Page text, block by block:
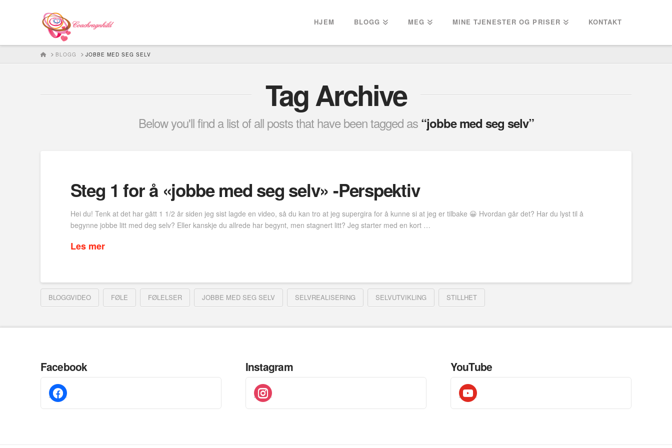
HJEM BLOGG MEG MINE TJENESTER OG PRISER KONTAKT
HOMEBLOGG JOBBE MED SEG SELV
Tag Archive
Below you'll find a list of all posts that have been tagged as “jobbe med seg selv”
Steg 1 for å «jobbe med seg selv» -Perspektiv
Hei du! Tenk at det har gått 1 1/2 år siden jeg sist lagde en video, så du kan tro at jeg supergira for å kunne si at jeg er tilbake 😀 Hvordan går det? Har du lyst til å
begynne jobbe litt med deg selv? Eller kanskje du allrede har begynt, men stagnert litt? Jeg starter med en kort …
Les mer
BLOGGVIDEO FØLE FØLELSER JOBBE MED SEG SELV SELVREALISERING SELVUTVIKLING STILLHET
Facebook
facebook
Instagram
instagram
YouTube
youtube